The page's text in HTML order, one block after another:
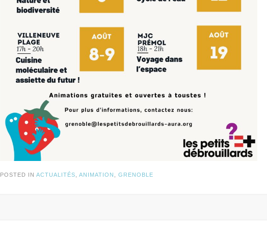
POSTED INACTUALITÉS ,ANIMATION ,GRENOBLE